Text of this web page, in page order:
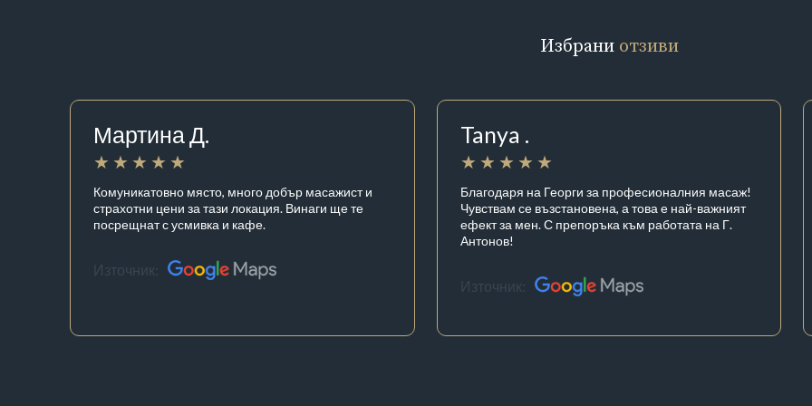
Избрани отзиви
Мартина Д.
Комуникатовно място, много добър масажист и
страхотни цени за тази локация. Винаги ще те
посрещнат с усмивка и кафе.
Източник:
Tanya .
Благодаря на Георги за професионалния масаж!
Чувствам се възстановена, а това е най-важният
ефект за мен. С препоръка към работата на Г.
Антонов!
Източник: